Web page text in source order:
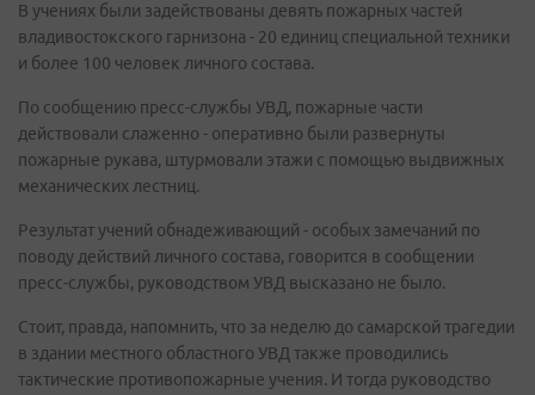
В учениях были задействованы девять пожарных частей
владивостокского гарнизона - 20 единиц специальной техники
и более 100 человек личного состава.
По сообщению пресс-службы УВД, пожарные части
действовали слаженно - оперативно были развернуты
пожарные рукава, штурмовали этажи с помощью выдвижных
механических лестниц.
Результат учений обнадеживающий - особых замечаний по
поводу действий личного состава, говорится в сообщении
пресс-службы, руководством УВД высказано не было.
Стоит, правда, напомнить, что за неделю до самарской трагедии
в здании местного областного УВД также проводились
тактические противопожарные учения. И тогда руководство